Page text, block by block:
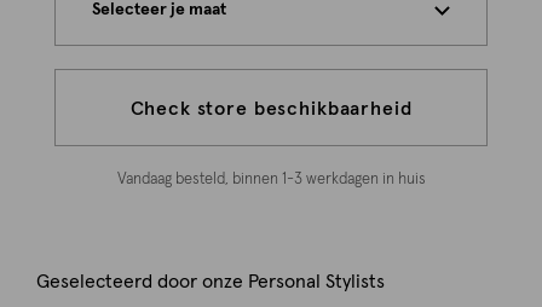
Selecteer je maat
Check store beschikbaarheid
Vandaag besteld, binnen 1-3 werkdagen in huis
Geselecteerd door onze Personal Stylists